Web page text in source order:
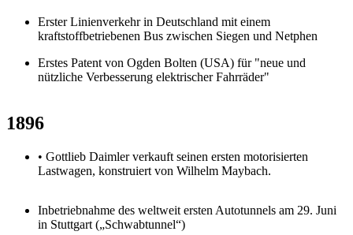
Erster Linienverkehr in Deutschland mit einem
kraftstoffbetriebenen Bus zwischen Siegen und Netphen
Erstes Patent von Ogden Bolten (USA) für "neue und
nützliche Verbesserung elektrischer Fahrräder"
1896
• Gottlieb Daimler verkauft seinen ersten motorisierten
Lastwagen, konstruiert von Wilhelm Maybach.
Inbetriebnahme des weltweit ersten Autotunnels am 29. Juni
in Stuttgart („Schwabtunnel“)